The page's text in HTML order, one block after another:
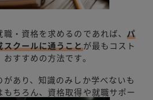
・資格を求めるのであれば、パ
スクールに通うことが最もコスト
すすめの方法です。
あり、知識のみしか学べないも
ちろん、資格取得や就職サポー